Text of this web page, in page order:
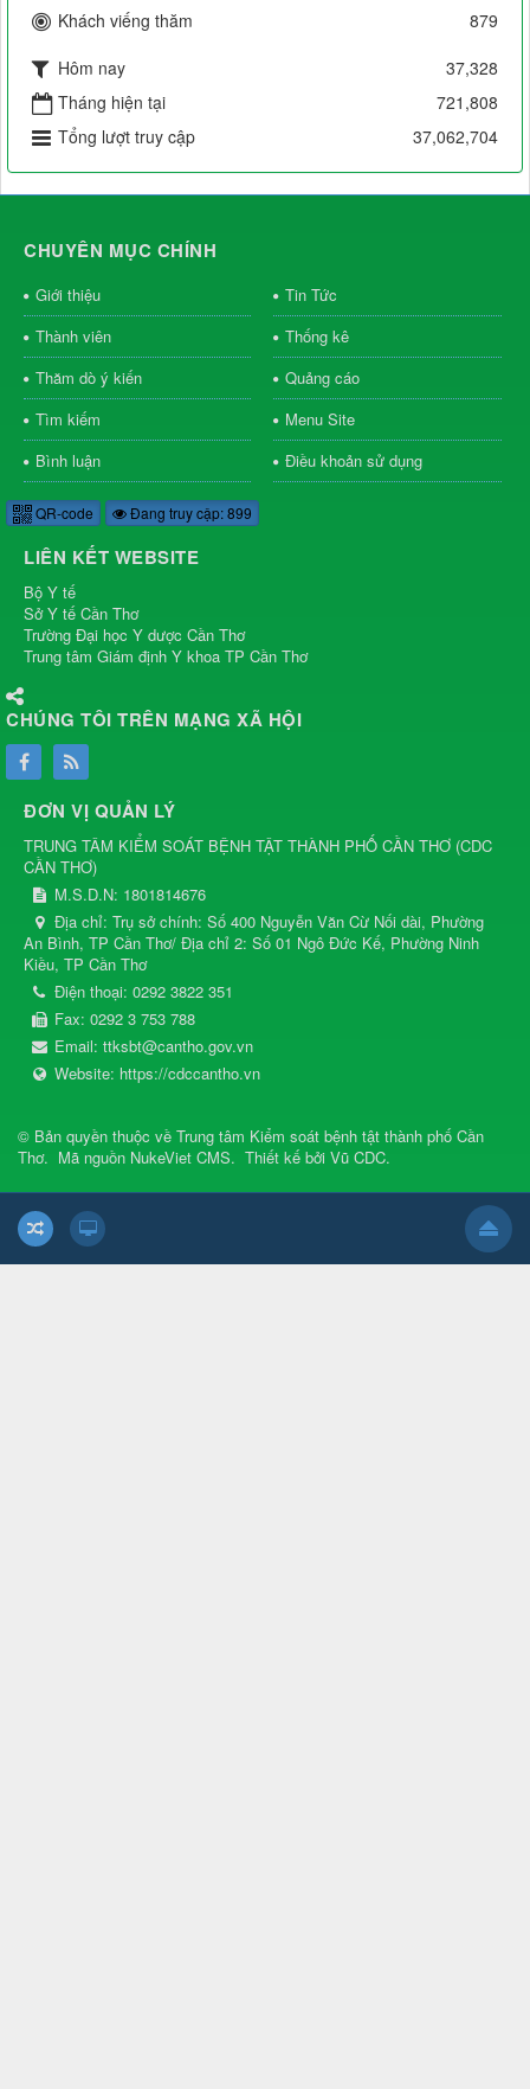
Khách viếng thăm
879
Hôm nay
37,328
Tháng hiện tại
721,808
Tổng lượt truy cập
37,062,704
CHUYÊN MỤC CHÍNH
Giới thiệu
Tin Tức
Thành viên
Thống kê
Thăm dò ý kiến
Quảng cáo
Tìm kiếm
Menu Site
Bình luận
Điều khoản sử dụng
QR-code Đang truy cập: 899
LIÊN KẾT WEBSITE
Bộ Y tế
Sở Y tế Cần Thơ
Trường Đại học Y dược Cần Thơ
Trung tâm Giám định Y khoa TP Cần Thơ
CHÚNG TÔI TRÊN MẠNG XÃ HỘI
ĐƠN VỊ QUẢN LÝ
TRUNG TÂM KIỂM SOÁT BỆNH TẬT THÀNH PHỐ CẦN THƠ (CDC
CẦN THƠ)
M.S.D.N: 1801814676
Địa chỉ: Trụ sở chính: Số 400 Nguyễn Văn Cừ Nối dài, Phường
An Bình, TP Cần Thơ/ Địa chỉ 2: Số 01 Ngô Đức Kế, Phường Ninh
Kiều, TP Cần Thơ
Điện thoại: 0292 3822 351
Fax: 0292 3 753 788
Email: ttksbt@cantho.gov.vn
Website: https://cdccantho.vn
© Bản quyền thuộc về Trung tâm Kiểm soát bệnh tật thành phố Cần
Thơ. Mã nguồn NukeViet CMS. Thiết kế bởi Vũ CDC.